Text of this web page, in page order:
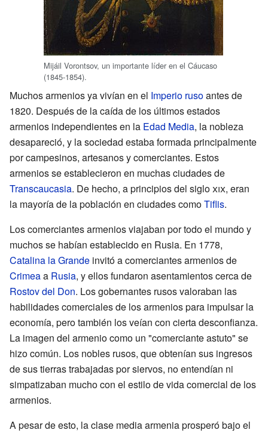
Mijáil Vorontsov, un importante líder en el Cáucaso
(1845-1854).
Muchos armenios ya vivían en el Imperio rusoantes de
1820. Después de la caída de los últimos estados
armenios independientes en la Edad Media, la nobleza
desapareció, y la sociedad estaba formada principalmente
por campesinos, artesanos y comerciantes. Estos
armenios se establecieron en muchas ciudades de
Transcaucasia. De hecho, a principios del sigloxix, eran
la mayoría de la población en ciudades comoTiflis.
Los comerciantes armenios viajaban por todo el mundo y
muchos se habían establecido en Rusia. En 1778,
Catalina la Grande invitó a comerciantes armenios de
Crimeaa Rusia, y ellos fundaron asentamientos cerca de
Rostov del Don. Los gobernantes rusos valoraban las
habilidades comerciales de los armenios para impulsar la
economía, pero también los veían con cierta desconfianza.
La imagen del armenio como un "comerciante astuto" se
hizo común. Los nobles rusos, que obtenían sus ingresos
de sus tierras trabajadas por siervos, no entendían ni
simpatizaban mucho con el estilo de vida comercial de los
armenios.
A pesar de esto, la clase media armenia prosperó bajo el